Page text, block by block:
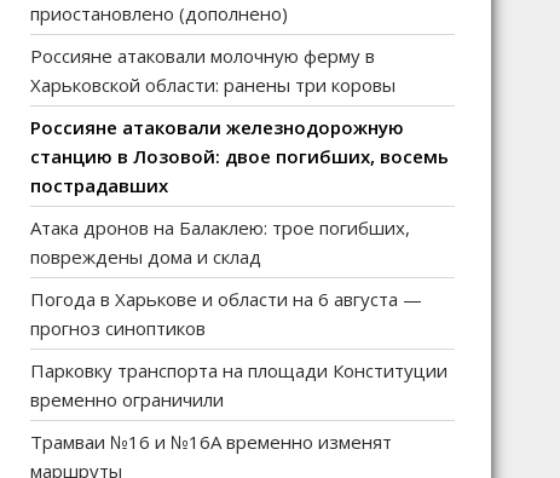
приостановлено (дополнено)
Россияне атаковали молочную ферму в
Харьковской области: ранены три коровы
Россияне атаковали железнодорожную
станцию в Лозовой: двое погибших, восемь
пострадавших
Атака дронов на Балаклею: трое погибших,
повреждены дома и склад
Погода в Харькове и области на 6 августа —
прогноз синоптиков
Парковку транспорта на площади Конституции
временно ограничили
Трамваи №16 и №16А временно изменят
маршруты